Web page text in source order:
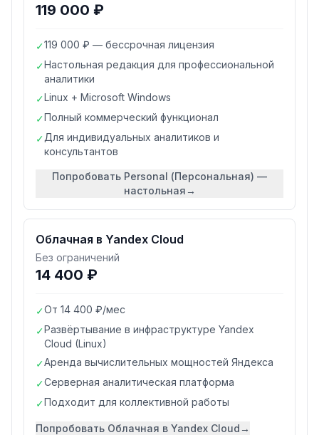
119 000 ₽
✓119 000 ₽ — бессрочная лицензия
✓Настольная редакция для профессиональной
аналитики
✓Linux + Microsoft Windows
✓Полный коммерческий функционал
✓Для индивидуальных аналитиков и
консультантов
Попробовать Personal (Персональная) —
настольная→
Облачная в Yandex Cloud
Без ограничений
14 400 ₽
✓От 14 400 ₽/мес
✓Развёртывание в инфраструктуре Yandex
Cloud (Linux)
✓Аренда вычислительных мощностей Яндекса
✓Серверная аналитическая платформа
✓Подходит для коллективной работы
Попробовать Облачная в Yandex Cloud→